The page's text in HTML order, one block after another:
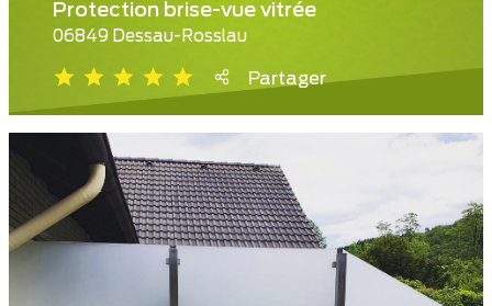
Protection brise-vue vitrée
06849 Dessau-Rosslau
Partager